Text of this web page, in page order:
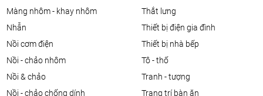
màng nhôm - khay nhôm
nhẫn
nồi cơm điện
nồi - chảo nhôm
nồi & chảo
nồi - chảo chống dính
thắt lưng
thiết bị điện gia đình
thiết bị nhà bếp
tô - thố
tranh - tượng
trang trí bàn ăn